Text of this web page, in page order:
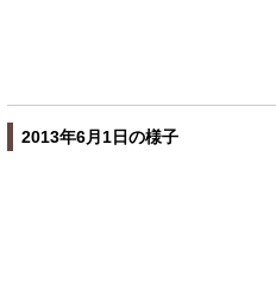
2013年6月1日の様子